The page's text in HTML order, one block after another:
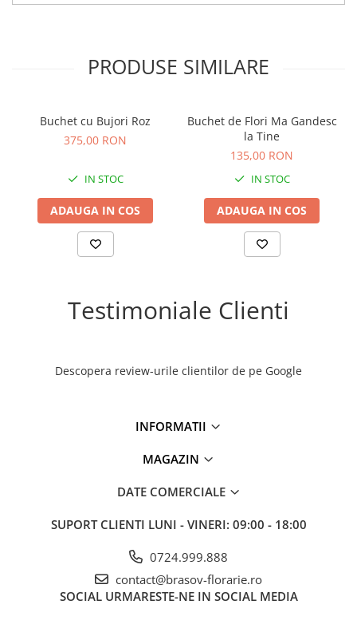
PRODUSE SIMILARE
Buchet cu Bujori Roz
375,00 RON
IN STOC
ADAUGA IN COS
Buchet de Flori Ma Gandesc
la Tine
135,00 RON
IN STOC
ADAUGA IN COS
Testimoniale Clienti
Descopera review-urile clientilor de pe Google
INFORMATII
MAGAZIN
DATE COMERCIALE
SUPORT CLIENTI LUNI - VINERI: 09:00 - 18:00
0724.999.888
contact@brasov-florarie.ro
SOCIAL URMARESTE-NE IN SOCIAL MEDIA